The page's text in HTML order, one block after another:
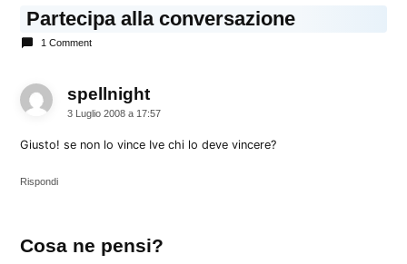
Partecipa alla conversazione
1 Comment
spellnightdice:
3 Luglio 2008 a 17:57
Giusto! se non lo vince Ive chi lo deve vincere?
Rispondi
un
Cosa ne pensi?